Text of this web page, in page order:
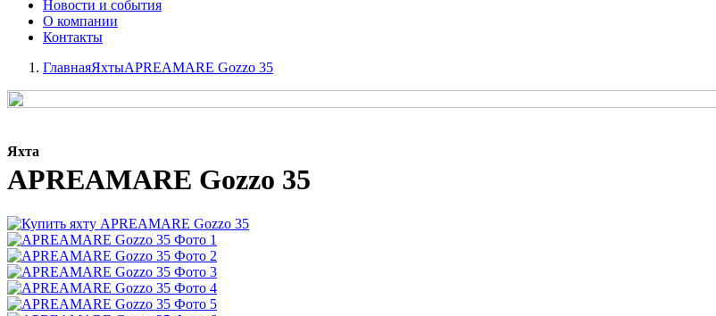
Новости и события
О компании
Контакты
ГлавнаяЯхтыAPREAMARE Gozzo 35
Яхта
APREAMARE Gozzo 35